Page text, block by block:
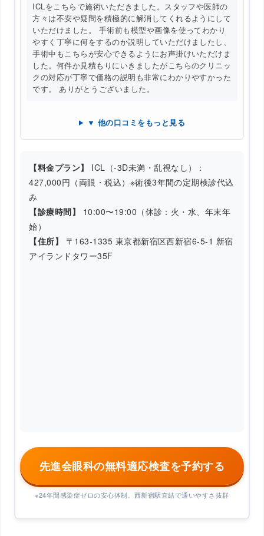
ICLをこちらで施術いただきました。スタッフや医師の
方々は不安や疑問を積極的に解消してくれるようにして
いただけました。 手術前も模型や画像を使ってわかり
やすく丁寧に何をするのか説明していただけましたし、
手術中もこちらが安心できるようにお声掛けいただけま
した。何件か見積もりにいきましたがこちらのクリニッ
クの対応が丁寧で価格の説明も非常にわかりやすかった
です。 ありがとうございました。
▼ 他の口コミをもっと見る
【料金プラン】
ICL（-3D未満・乱視なし）：
427,000円（両眼・税込）※術後3年間の定期検診代込
み
【診療時間】
10:00〜19:00（休診：火・水、年末年
始）
【住所】
〒163-1335 東京都新宿区西新宿6-5-1 新宿
アイランドタワー35F
先進会眼科の無料適応検査を予約する
※24年間感染症ゼロの安心体制。西新宿駅直結で通いやすさ抜群